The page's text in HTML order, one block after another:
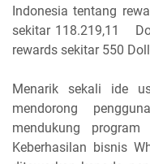
Indonesia tentang
sekitar 118.219,11
rewards sekitar 550
Menarik sekali ide
mendorong
mendukung
Keberhasilan bisnis